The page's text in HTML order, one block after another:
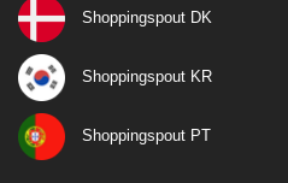
Shoppingspout DK
Shoppingspout KR
Shoppingspout PT